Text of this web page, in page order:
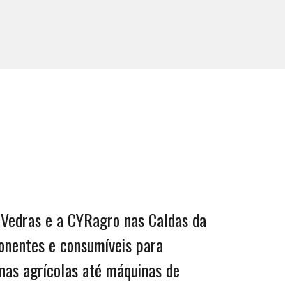
e a CYRagro nas Caldas da
e consumíveis para
agrícolas até máquinas de